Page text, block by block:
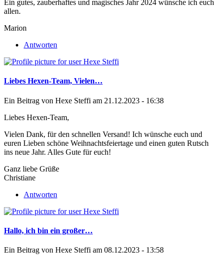
Ein gutes, zauberhaftes und magisches Jahr 2024 wünsche ich euch
allen.
Marion
Antworten
Liebes Hexen-Team, Vielen…
Ein Beitrag von Hexe Steffi am 21.12.2023 - 16:38
Liebes Hexen-Team,
Vielen Dank, für den schnellen Versand! Ich wünsche euch und
euren Lieben schöne Weihnachtsfeiertage und einen guten Rutsch
ins neue Jahr. Alles Gute für euch!
Ganz liebe Grüße
Christiane
Antworten
Hallo, ich bin ein großer…
Ein Beitrag von Hexe Steffi am 08.12.2023 - 13:58